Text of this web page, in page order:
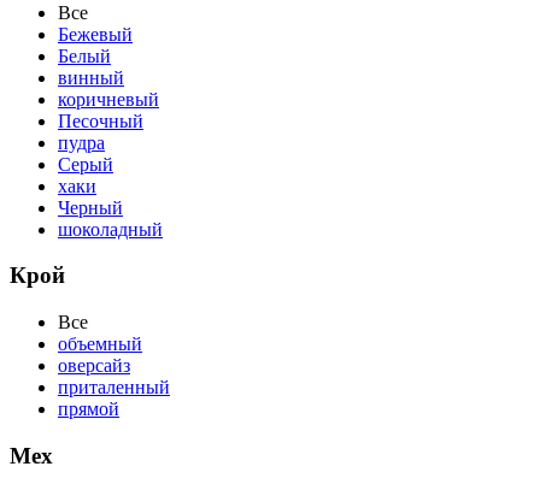
Все
Бежевый
Белый
винный
коричневый
Песочный
пудра
Серый
хаки
Черный
шоколадный
Крой
Все
объемный
оверсайз
приталенный
прямой
Мех